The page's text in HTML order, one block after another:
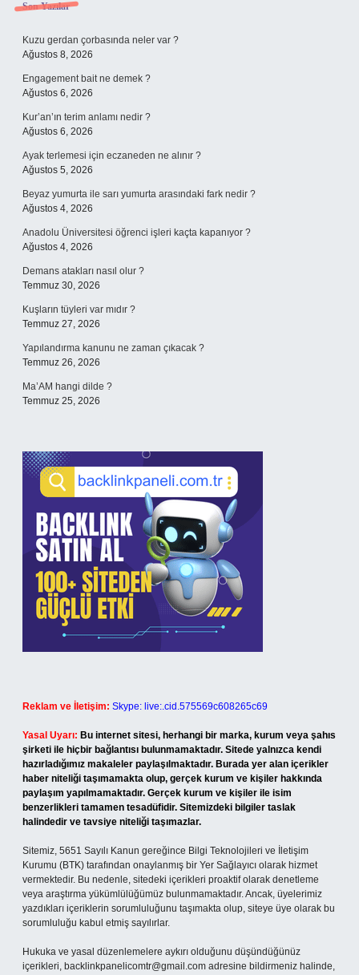
Sidebar
Son Yazılar
Kuzu gerdan çorbasında neler var ?
Ağustos 8, 2026
Engagement bait ne demek ?
Ağustos 6, 2026
Kur’an’ın terim anlamı nedir ?
Ağustos 6, 2026
Ayak terlemesi için eczaneden ne alınır ?
Ağustos 5, 2026
Beyaz yumurta ile sarı yumurta arasındaki fark nedir ?
Ağustos 4, 2026
Anadolu Üniversitesi öğrenci işleri kaçta kapanıyor ?
Ağustos 4, 2026
Demans atakları nasıl olur ?
Temmuz 30, 2026
Kuşların tüyleri var mıdır ?
Temmuz 27, 2026
Yapılandırma kanunu ne zaman çıkacak ?
Temmuz 26, 2026
Ma’AM hangi dilde ?
Temmuz 25, 2026
Reklam ve İletişim: Skype: live:.cid.575569c608265c69
Yasal Uyarı: Bu internet sitesi, herhangi bir marka, kurum veya şahıs
şirketi ile hiçbir bağlantısı bulunmamaktadır. Sitede yalnızca kendi
hazırladığımız makaleler paylaşılmaktadır. Burada yer alan içerikler
haber niteliği taşımamakta olup, gerçek kurum ve kişiler hakkında
paylaşım yapılmamaktadır. Gerçek kurum ve kişiler ile isim
benzerlikleri tamamen tesadüfidir. Sitemizdeki bilgiler taslak
halindedir ve tavsiye niteliği taşımazlar.
Sitemiz, 5651 Sayılı Kanun gereğince Bilgi Teknolojileri ve İletişim
Kurumu (BTK) tarafından onaylanmış bir Yer Sağlayıcı olarak hizmet
vermektedir. Bu nedenle, sitedeki içerikleri proaktif olarak denetleme
veya araştırma yükümlülüğümüz bulunmamaktadır. Ancak, üyelerimiz
yazdıkları içeriklerin sorumluluğunu taşımakta olup, siteye üye olarak bu
sorumluluğu kabul etmiş sayılırlar.
Hukuka ve yasal düzenlemelere aykırı olduğunu düşündüğünüz
içerikleri, backlinkpanelicomtr@gmail.com adresine bildirmeniz halinde,